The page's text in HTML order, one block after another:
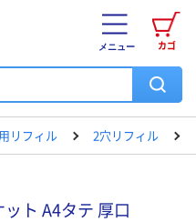
カゴ
メニュー
リフィル 2穴リフィル
ト A4タテ 厚口